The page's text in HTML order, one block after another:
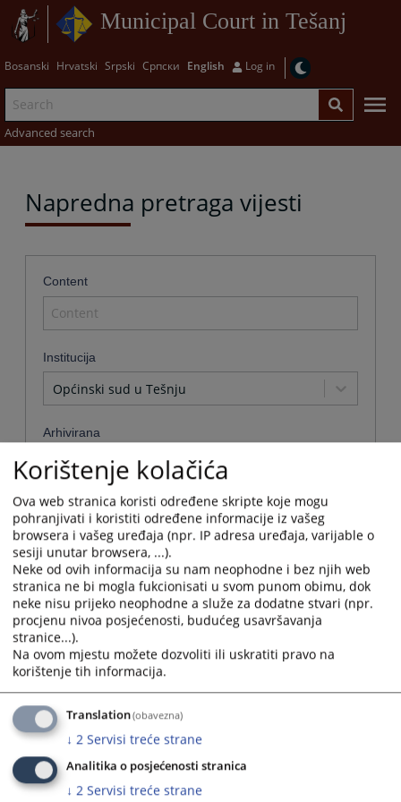
Municipal Court in Tešanj
Bosanski Hrvatski Srpski Српски English Log in
Advanced search
Napredna pretraga vijesti
Content
Institucija
Općinski sud u Tešnju
Arhivirana
Ne
Datum od
Navigate
forward
to
interact
with
the
calendar
and
select
a
date.
Press
the
question
Datum do
Navigate
forward
to
interact
with
the
calendar
and
select
a
Sortiraj po
Choose...
Napredne stavke
Korištenje kolačića
Ova web stranica koristi određene skripte koje mogu
pohranjivati i koristiti određene informacije iz vašeg
browsera i vašeg uređaja (npr. IP adresa uređaja, varijable o
sesiji unutar browsera, ...).
Neke od ovih informacija su nam neophodne i bez njih web
stranica ne bi mogla fukcionisati u svom punom obimu, dok
neke nisu prijeko neophodne a služe za dodatne stvari (npr.
procjenu nivoa posjećenosti, budućeg usavršavanja
stranice...).
Na ovom mjestu možete dozvoliti ili uskratiti pravo na
korištenje tih informacija.
Translation(obavezna)
↓ 2 Servisi treće strane
Analitika o posjećenosti stranica
↓ 2 Servisi treće strane